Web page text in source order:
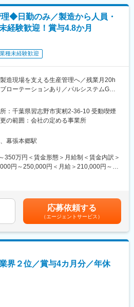
た韓国食品の製造・輸入販売を行う、創
メーカーです。日本人の味覚に合うキム
研究や発酵技術の進化に取り組んできま
る課題をデータや現場状況をもとに整理
な解決策を提案する営業職です。工場の
など、企業活動の前提を支えるテーマに
考え、納得感のある提案ができます。経
、仕事の中身で勝負したい方に適したポ
じて段階的に知識を習得いただけます。
意欲のある方がキャリアアップできる育
ます。
証プライム上場：クリタグループの技
に設立されました。
まで、東日本エリアの幅広いエリアの
」を通じて貢献していける事業を手掛け
理◆日勤のみ／製造から人員・
経験歓迎！賞与4.8か月
業種未経験歓迎
造現場を支える生産管理へ／残業月20h
ローテーションあり／パルシステムG将
のグループ会社として、畜産事業を担っ
、安心安全な畜産商品をお届けしていま
造管理や生産工程の管理業務を担当して
置、シフト管理（マネジメント）を行い
装管理
：千葉県習志野市実籾2-36-10 受動喫煙
の範囲：会社の定める事業所
幕張本郷駅
350万円＜賃金形態＞月給制＜賃金内訳＞
円～250,000円＜月給＞210,000円～
当を含めた表記です。応募依頼する
（エージェントサービス）
界２位／賞与4カ月分／年休